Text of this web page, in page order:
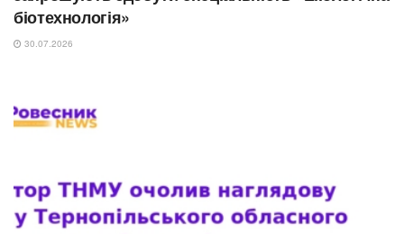
біотехнологія»
30.07.2026